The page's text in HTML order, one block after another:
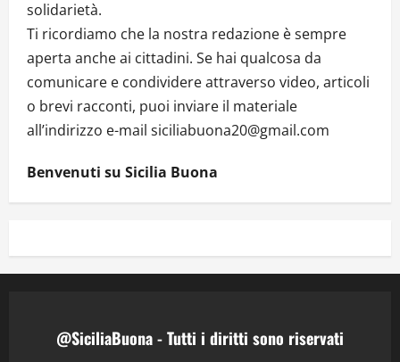
solidarietà.
Ti ricordiamo che la nostra redazione è sempre
aperta anche ai cittadini. Se hai qualcosa da
comunicare e condividere attraverso video, articoli
o brevi racconti, puoi inviare il materiale
all’indirizzo e-mail siciliabuona20@gmail.com
Benvenuti su Sicilia Buona
@SiciliaBuona - Tutti i diritti sono riservati